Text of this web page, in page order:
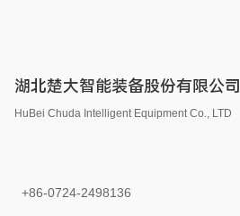
湖北楚大智能装备股份有限公司
HuBei Chuda Intelligent Equipment Co., LTD
+86-0724-2498136